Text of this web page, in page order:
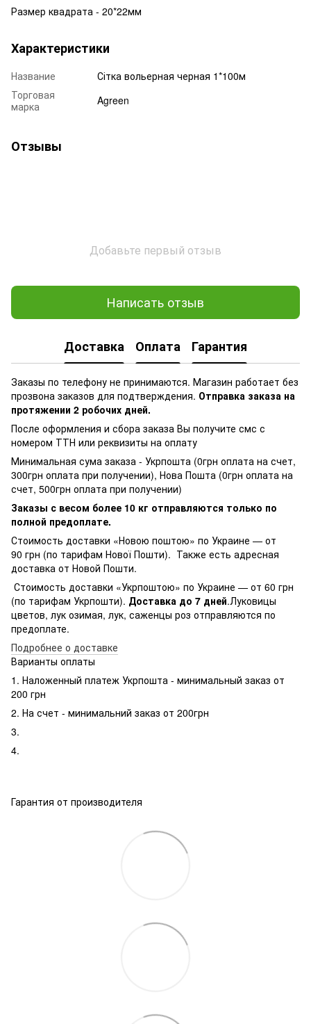
Размер квадрата - 20*22мм
Характеристики
Название
Сітка вольерная черная 1*100м
Торговая
марка
Agreen
Отзывы
Добавьте первый отзыв
Написать отзыв
Доставка Оплата Гарантия
Заказы по телефону не принимаются. Магазин работает без
прозвона заказов для подтверждения. Отправка заказа на
протяжении 2 робочих дней.
После оформления и сбора заказа Вы получите смс с
номером ТТН или реквизиты на оплату
Минимальная сума заказа - Укрпошта (0грн оплата на счет,
300грн оплата при получении), Нова Пошта (0грн оплата на
счет, 500грн оплата при получении)
Заказы с весом более 10 кг отправляются только по
полной предоплате.
Стоимость доставки «Новою поштою» по Украине — от
90 грн (по тарифам Нової Пошти). Также есть адресная
доставка от Новой Пошти.
Стоимость доставки «Укрпоштою» по Украине — от 60 грн
(по тарифам Укрпошти). Доставка до 7 дней.Луковицы
цветов, лук озимая, лук, саженцы роз отправляются по
предоплате.
Подробнее о доставке
Варианты оплаты
1. Наложенный платеж Укрпошта - минимальный заказ от
200 грн
2. На счет - минимальний заказ от 200грн
3.
4.
Гарантия от производителя